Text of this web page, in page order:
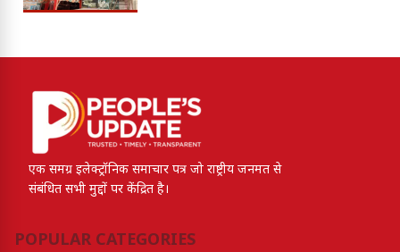
एक समग्र इलेक्ट्रॉनिक समाचार पत्र जो राष्ट्रीय जनमत से
संबंधित सभी मुद्दों पर केंद्रित है।
POPULAR CATEGORIES